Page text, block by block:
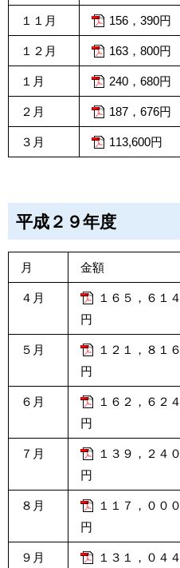
１１月 156，390円
１２月 163，800円
１月 240，680円
２月 187，676円
３月 113,600円
平成２９年度
月 金額
４月
１６５，６１４
円
５月
１２１，８１６
円
６月
１６２，６２４
円
７月
１３９，２４０
円
８月
１１７，０００
円
９月
１３１，０４４